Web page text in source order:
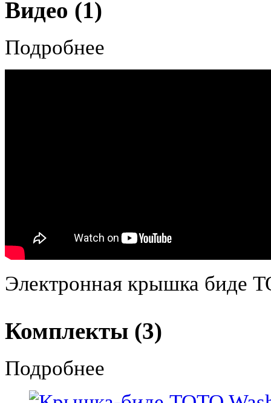
Видео (1)
Подробнее
Электронная крышка биде
Комплекты (3)
Подробнее